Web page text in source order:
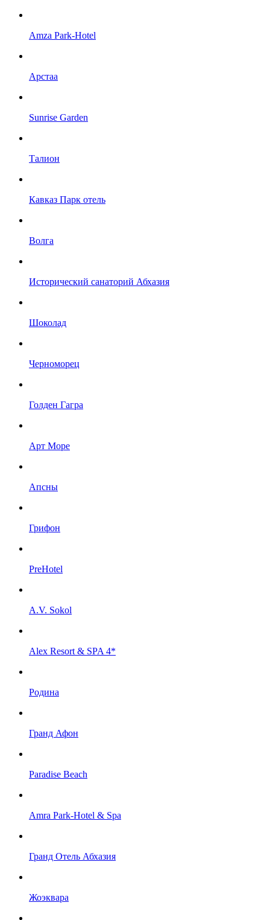
Amza Park-Hotel
Арстаа
Sunrise Garden
Талион
Кавказ Парк отель
Волга
Исторический санаторий Абхазия
Шоколад
Черноморец
Голден Гагра
Арт Море
Апсны
Грифон
PreHotel
A.V. Sokol
Alex Resort & SPA 4*
Родина
Гранд Афон
Paradise Beach
Amra Park-Hotel & Spa
Гранд Отель Абхазия
Жоэквара